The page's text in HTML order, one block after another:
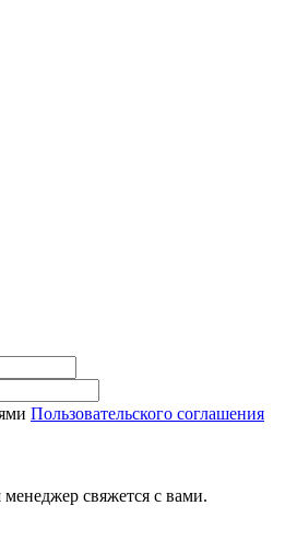
Пользовательского соглашения
свяжется с вами.